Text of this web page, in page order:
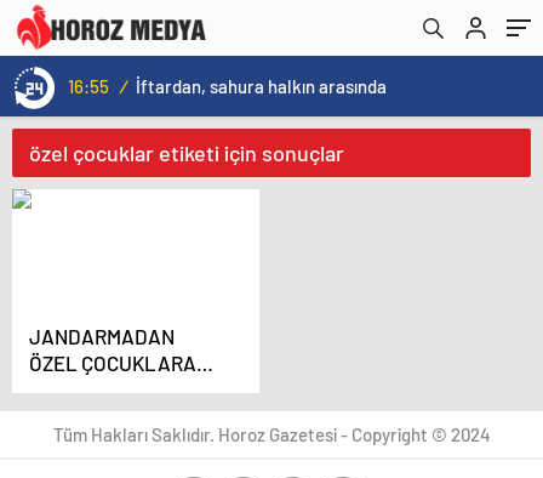
16:55 / İftardan, sahura halkın arasında
özel çocuklar etiketi için sonuçlar
JANDARMADAN
ÖZEL ÇOCUKLARA
ÖZEL İLGİ
Tüm Hakları Saklıdır. Horoz Gazetesi - Copyright © 2024